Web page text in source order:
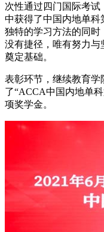
次性通过四门国际考试
中获得了中国内地单科
独特的学习方法的同时
没有捷径，唯有努力
奠定基础。
表彰环节，继续教育
了“ACCA中国内地单
项奖学金。